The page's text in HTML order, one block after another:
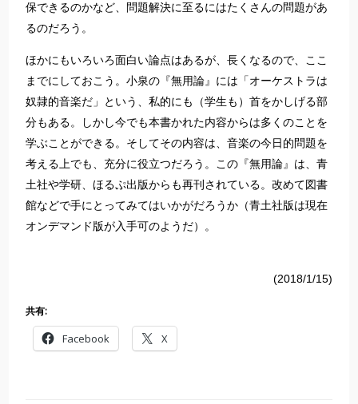
保できるのかなど、問題解決に至るにはたくさんの問題があ
るのだろう。
ほかにもいろいろ面白い論点はあるが、長くなるので、ここ
までにしておこう。小泉の『無用論』には「オーケストラは
奴隷的音楽だ」という、私的にも（学生も）首をかしげる部
分もある。しかし今でも本書かれた内容からは多くのことを
学ぶことができる。そしてその内容は、音楽の今日的問題を
考える上でも、充分に役立つだろう。この『無用論』は、青
土社や学研、ほるぷ出版からも再刊されている。改めて図書
館などで手にとってみてはいかがだろうか（青土社版は現在
オンデマンド版が入手可のようだ）。
(2018/1/15)
共有:
Facebook X